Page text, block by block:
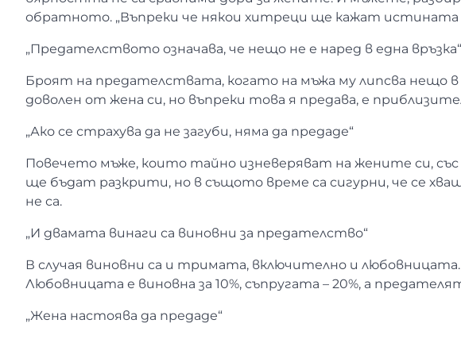
обратното. „Въпреки че някои хитреци ще кажат истината
„Предателството означава, че нещо не е наред в една връзка“
Броят на предателствата, когато на мъжа му липсва нещо в
доволен от жена си, но въпреки това я предава, е
„Ако се страхува да не загуби, няма да предаде“
Повечето мъже, които тайно изневеряват на жените си,
ще бъдат разкрити, но в същото време са сигурни, че се
не са.
„И двамата винаги са виновни за предателство“
В случая виновни са и тримата, включително и
Любовницата е виновна за 10%, съпругата – 20%, а
„Жена настоява да предаде“